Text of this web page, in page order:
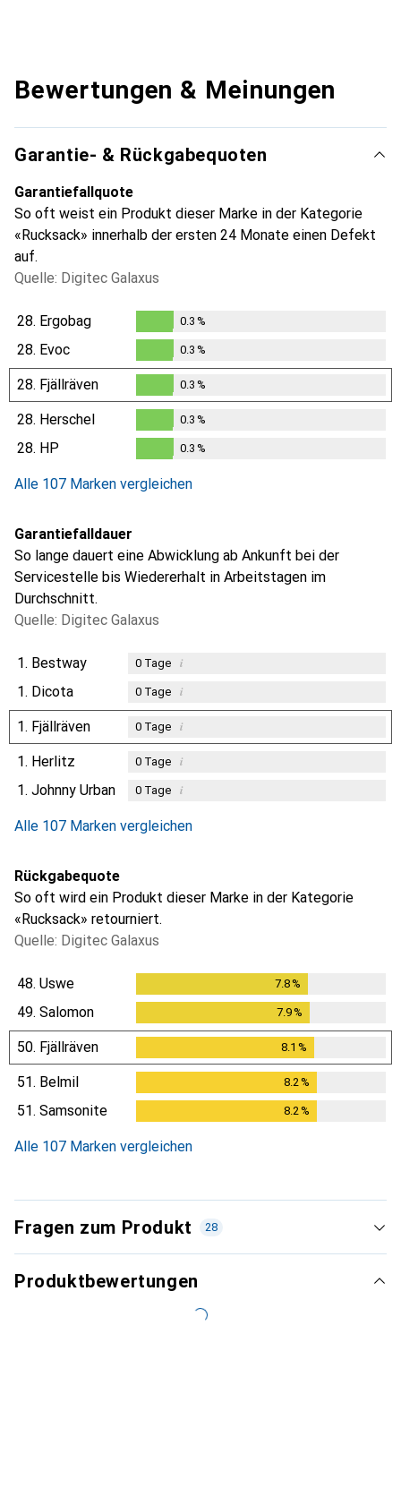
Bewertungen & Meinungen
Garantie- & Rückgabequoten
Garantiefallquote
So oft weist ein Produkt dieser Marke in der Kategorie
«Rucksack» innerhalb der ersten 24 Monate einen Defekt
auf.
Quelle: Digitec Galaxus
28. Ergobag
0.3%
0.3 %
28. Evoc
0.3%
0.3 %
28. Fjällräven
0.3%
0.3 %
28. Herschel
0.3%
0.3 %
28. HP 0.3 %
Alle 107 Marken vergleichen
Garantiefalldauer
So lange dauert eine Abwicklung ab Ankunft bei der
Servicestelle bis Wiedererhalt in Arbeitstagen im
Durchschnitt.
Quelle: Digitec Galaxus
1. Bestway 0Tage i
1. Dicota 0Tage i
1. Fjällräven 0Tage i
1. Herlitz 0Tage i
1. Johnny Urban 0Tage i
Alle 107 Marken vergleichen
Rückgabequote
So oft wird ein Produkt dieser Marke in der Kategorie
«Rucksack» retourniert.
Quelle: Digitec Galaxus
48. Uswe 7.8%
49. Salomon 7.9%
50. Fjällräven 8.1 %
51. Belmil 8.2%
51. Samsonite 8.2%
Alle 107 Marken vergleichen
Fragen zum Produkt 28
Produktbewertungen